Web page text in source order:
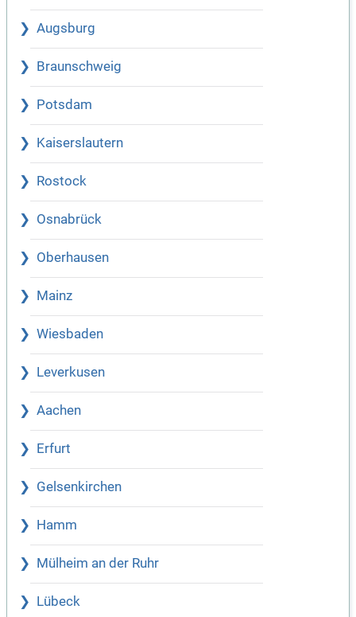
Augsburg
Braunschweig
Potsdam
Kaiserslautern
Rostock
Osnabrück
Oberhausen
Mainz
Wiesbaden
Leverkusen
Aachen
Erfurt
Gelsenkirchen
Hamm
Mülheim an der Ruhr
Lübeck